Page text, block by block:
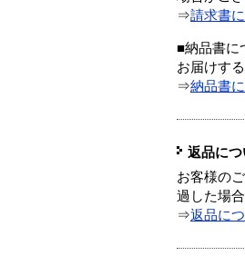
⇒請求書
■納品書に
お届けす
⇒納品書
返品につ
お客様の
過した場
⇒返品に